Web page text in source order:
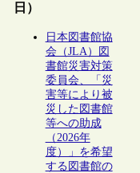
日）
日本図書館協
会（JLA）図
書館災害対策
委員会、「災
害等により被
災した図書館
等への助成
（2026年
度）」を希望
する図書館の